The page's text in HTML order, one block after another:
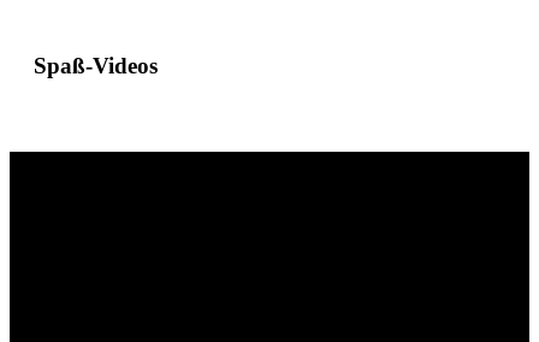
Spaß-Videos